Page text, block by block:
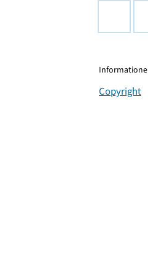
Copyright